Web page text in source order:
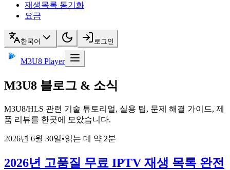
재생목록 동기화
요금
한국어 로그인
M3U8 Player
M3U8 블로그 & 소식
M3U8/HLS 관련 기술 튜토리얼, 실용 팁, 문제 해결 가이드, 제
품 리뷰를 한곳에 모았습니다.
2026년 6월 30일•읽는 데 약 2분
2026년 고품질 무료 IPTV 재생 목록 완전